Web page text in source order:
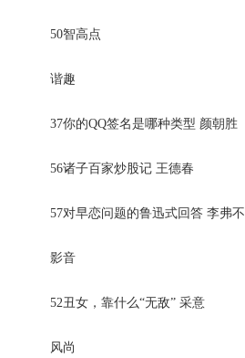
50智高点
谐趣
37你的QQ签名是哪种类型 颜朝胜
56诸子百家炒股记 王德春
57对早恋问题的鲁迅式回答 李弗不
影音
52丑女，靠什么“无敌” 采意
风尚